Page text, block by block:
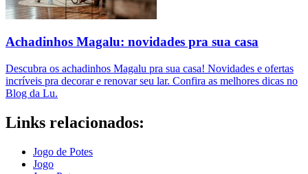
Achadinhos Magalu: novidades pra sua casa
Descubra os achadinhos Magalu pra sua casa! Novidades e ofertas
incríveis pra decorar e renovar seu lar. Confira as melhores dicas no
Blog da Lu.
Links relacionados:
Jogo de Potes
Jogo